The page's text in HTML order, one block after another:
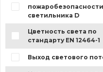
пожаробезопасности
светильника D
Цветность света по
стандарту EN 12464-1
Выход светового